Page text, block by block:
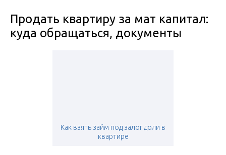
Продать квартиру за мат капитал:
куда обращаться, документы
Как взять займ под залог доли в
квартире